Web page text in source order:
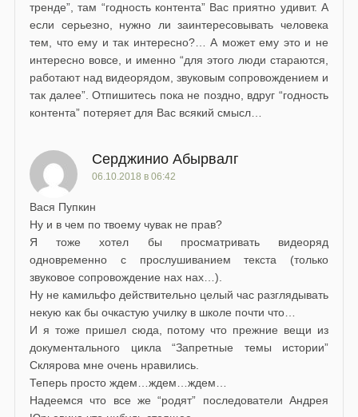
тренде”, там “годность контента” Вас приятно удивит. А
если серьезно, нужно ли заинтересовывать человека
тем, что ему и так интересно?… А может ему это и не
интересно вовсе, и именно “для этого люди стараются,
работают над видеорядом, звуковым сопровождением и
так далее”. Отпишитесь пока не поздно, вдруг “годность
контента” потеряет для Вас всякий смысл…
Серджинио Абырвалг
06.10.2018 в 06:42
Вася Пупкин
Ну и в чем по твоему чувак не прав?
Я тоже хотел бы просматривать видеоряд
одновременно с прослушиванием текста (только
звуковое сопровождение нах нах…).
Ну не камильфо действительно целый час разглядывать
некую как бы очкастую училку в школе почти что…
И я тоже пришел сюда, потому что прежние вещи из
документального цикла “Запретные темы истории”
Склярова мне очень нравились.
Теперь просто ждем…ждем…ждем…
Надеемся что все же “родят” последователи Андрея